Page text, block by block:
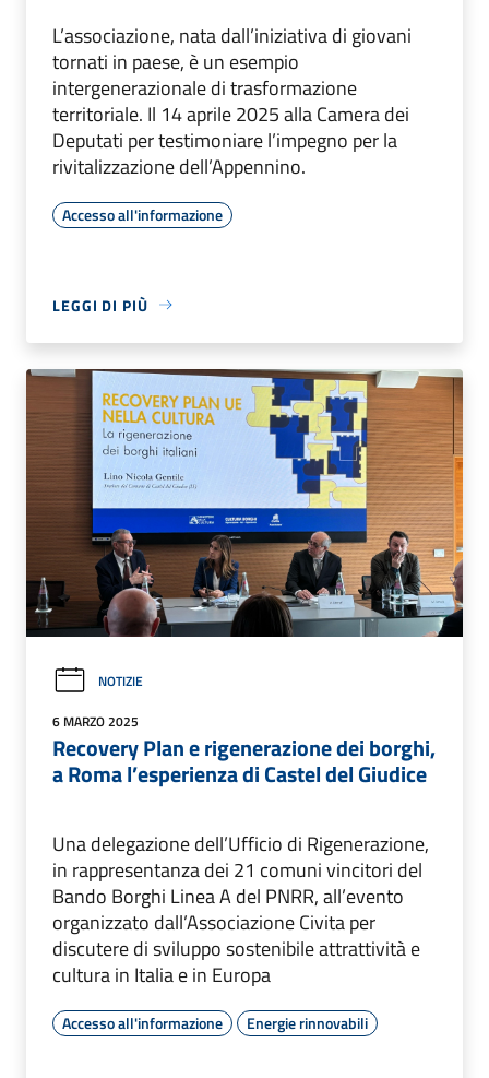
L’associazione, nata dall’iniziativa di giovani
tornati in paese, è un esempio
intergenerazionale di trasformazione
territoriale. Il 14 aprile 2025 alla Camera dei
Deputati per testimoniare l’impegno per la
rivitalizzazione dell’Appennino.
Accesso all'informazione
LEGGI DI PIÙ
NOTIZIE
6 MARZO 2025
Recovery Plan e rigenerazione dei borghi,
a Roma l’esperienza di Castel del Giudice
Una delegazione dell’Ufficio di Rigenerazione,
in rappresentanza dei 21 comuni vincitori del
Bando Borghi Linea A del PNRR, all’evento
organizzato dall’Associazione Civita per
discutere di sviluppo sostenibile attrattività e
cultura in Italia e in Europa
Accesso all'informazione Energie rinnovabili